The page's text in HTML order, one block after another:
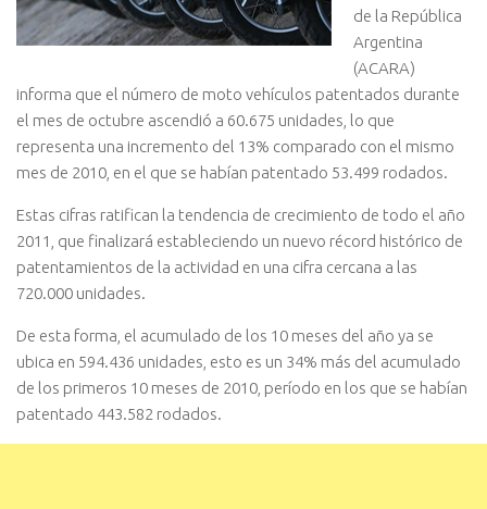
de la República
Argentina
(ACARA)
informa que el número de moto vehículos patentados durante
el mes de octubre ascendió a 60.675 unidades, lo que
representa una incremento del 13% comparado con el mismo
mes de 2010, en el que se habían patentado 53.499 rodados.
Estas cifras ratifican la tendencia de crecimiento de todo el año
2011, que finalizará estableciendo un nuevo récord histórico de
patentamientos de la actividad en una cifra cercana a las
720.000 unidades.
De esta forma, el acumulado de los 10 meses del año ya se
ubica en 594.436 unidades, esto es un 34% más del acumulado
de los primeros 10 meses de 2010, período en los que se habían
patentado 443.582 rodados.